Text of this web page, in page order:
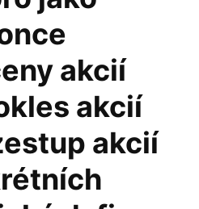
akcií
akcií
akcií